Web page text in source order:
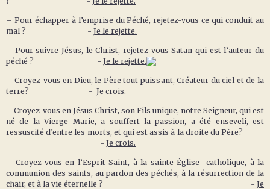
– Pour échapper à l’emprise du Péché, rejetez-vous ce qui conduit au
mal ? - Je le rejette.
– Pour suivre Jésus, le Christ, rejetez-vous Satan qui est l’auteur du
péché ? - Je le rejette.
– Croyez-vous en Dieu, le Père tout-puissant, Créateur du ciel et de la
terre? - Je crois.
– Croyez-vous en Jésus Christ, son Fils unique, notre Seigneur, qui est
né de la Vierge Marie, a souffert la passion, a été enseveli, est
ressuscité d’entre les morts, et qui est assis à la droite du Père?
- Je crois.
– Croyez-vous en l’Esprit Saint, à la sainte Église catholique, à la
communion des saints, au pardon des péchés, à la résurrection de la
chair, et à la vie éternelle ? - Je